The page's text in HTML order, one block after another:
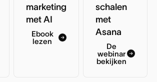
marketing
met AI
Ebook
lezen
schalen
met
Asana
De
webinar
bekijken